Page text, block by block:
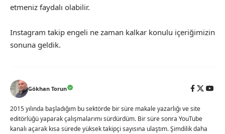
etmeniz faydalı olabilir.
Instagram takip engeli ne zaman kalkar konulu içeriğimizin
sonuna geldik.
Gökhan Torun
2015 yılında başladığım bu sektörde bir süre makale yazarlığı ve site
editörlüğü yaparak çalışmalarımı sürdürdüm. Bir süre sonra YouTube
kanalı açarak kısa sürede yüksek takipçi sayısına ulaştım. Şimdilik daha